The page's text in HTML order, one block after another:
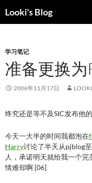
至
正
Looki's Blog
索
学习笔记
准备更换为
2006年11月17日 LOOKI
终究还是等不及SIC发布他
今天一大半的时间我都泡在
Harry讨论了半天从pjblog
人，承诺明天就给我一个
情难却啊 [06]